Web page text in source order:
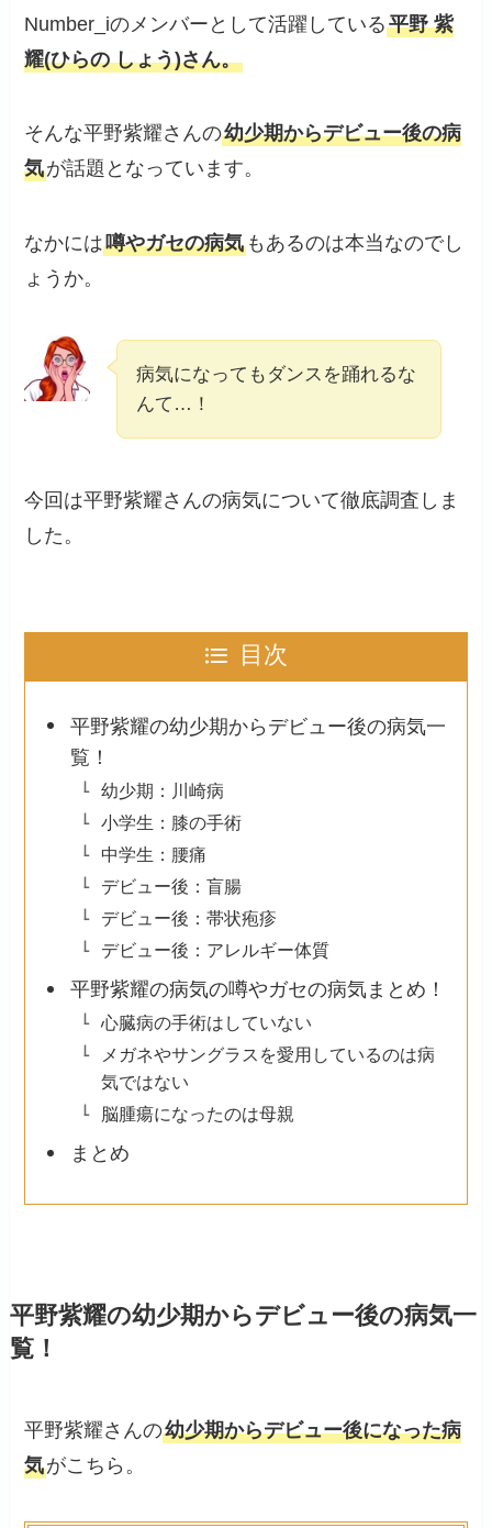
Number_iのメンバーとして活躍している平野 紫
耀(ひらの しょう)さん。
そんな平野紫耀さんの幼少期からデビュー後の病
気が話題となっています。
なかには噂やガセの病気 もあるのは本当なのでし
ょうか。
病気になってもダンスを踊れるな
んて…！
今回は平野紫耀さんの病気について徹底調査しま
した。
目次
平野紫耀の幼少期からデビュー後の病気一
覧！
幼少期：川崎病
小学生：膝の手術
中学生：腰痛
デビュー後：盲腸
デビュー後：帯状疱疹
デビュー後：アレルギー体質
平野紫耀の病気の噂やガセの病気まとめ！
心臓病の手術はしていない
メガネやサングラスを愛用しているのは病
気ではない
脳腫瘍になったのは母親
まとめ
平野紫耀の幼少期からデビュー後の病気一
覧！
平野紫耀さんの幼少期からデビュー後になった病
気がこちら。